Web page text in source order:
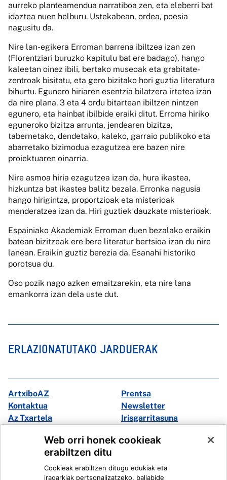
aurreko planteamendua narratiboa zen, eta eleberri bat
idaztea nuen helburu. Ustekabean, ordea, poesia
nagusitu da.
Nire lan-egikera Erroman barrena ibiltzea izan zen
(Florentziari buruzko kapitulu bat ere badago), hango
kaleetan oinez ibili, bertako museoak eta grabitate-
zentroak bisitatu, eta gero bizitako hori guztia literatura
bihurtu. Egunero hiriaren esentzia bilatzera irtetea izan
da nire plana. 3 eta 4 ordu bitartean ibiltzen nintzen
egunero, eta hainbat ibilbide eraiki ditut. Erroma hiriko
eguneroko bizitza arrunta, jendearen bizitza,
tabernetako, dendetako, kaleko, garraio publikoko eta
abarretako bizimodua ezagutzea ere bazen nire
proiektuaren oinarria.
Nire asmoa hiria ezagutzea izan da, hura ikastea,
hizkuntza bat ikastea balitz bezala. Erronka nagusia
hango hirigintza, proportzioak eta misterioak
menderatzea izan da. Hiri guztiek dauzkate misterioak.
Espainiako Akademiak Erroman duen bezalako eraikin
batean bizitzeak ere bere literatur bertsioa izan du nire
lanean. Eraikin guztiz berezia da. Esanahi historiko
porotsua du.
Oso pozik nago azken emaitzarekin, eta nire lana
emankorra izan dela uste dut.
ERLAZIONATUTAKO JARDUERAK
ArtxiboAZ
Prentsa
Kontaktua
Newsletter
Az Txartela
Irisgarritasuna
Instagram
Youtube
Web orri honek cookieak
erabiltzen ditu
Cookieak erabiltzen ditugu edukiak eta
iragarkiak pertsonalizatzeko, baliabide